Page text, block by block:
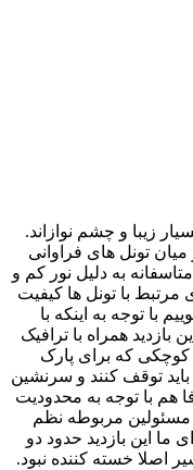
زیبا و چشم نوازاند.
تونل های فراوانی
به دلیل نور کم و
با تونل ها کیفیت
با توجه به اینکه با
بازدید همراه با ترافیک
کوچکی که برای پارک
توقف کنند و سرنشین
هم با توجه به محدودیت
مسئولین مربوطه نظم
ما این بازدید حدود دو
اصلا خسته کننده نبود.